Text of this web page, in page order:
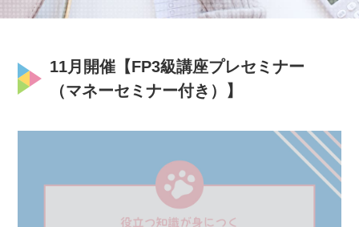
11月開催【FP3級講座プレセミナー
（マネーセミナー付き）】